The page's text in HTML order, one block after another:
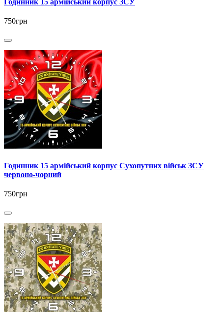
Годинник 15 армійський корпус ЗСУ
750грн
Годинник 15 армійський корпус Сухопутних військ ЗСУ
червоно-чорний
750грн